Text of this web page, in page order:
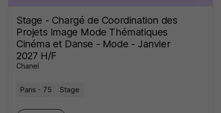
Stage - Chargé de Coordination des
Projets Image Mode Thématiques
Cinéma et Danse - Mode - Janvier
2027 H/F
Chanel
Paris - 75 Stage